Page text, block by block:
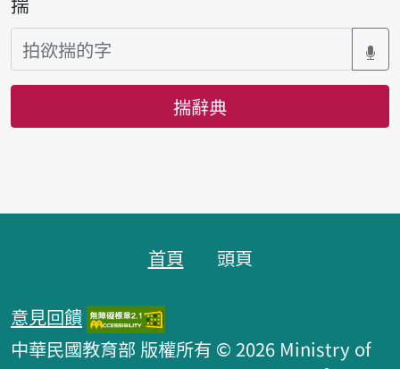
揣辭典
首頁 頭頁
意見回饋
中華民國教育部 版權所有 © 2026 Ministry of